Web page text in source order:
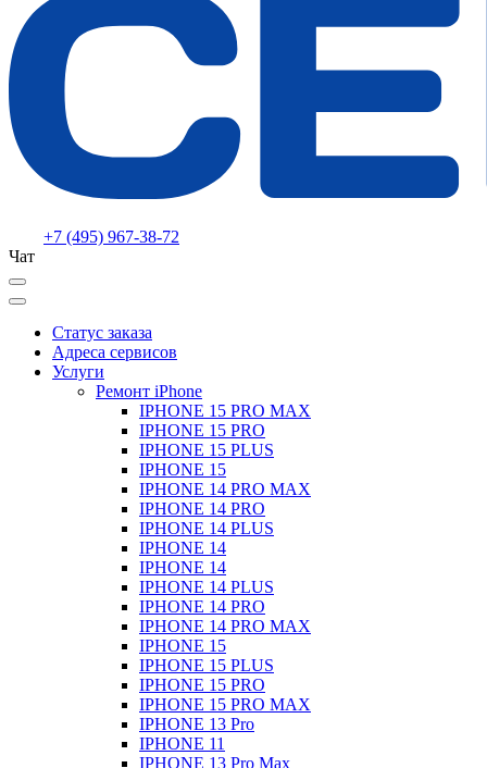
+7 (495) 967-38-72
Чат
Статус заказа
Адреса сервисов
Услуги
Ремонт iPhone
IPHONE 15 PRO MAX
IPHONE 15 PRO
IPHONE 15 PLUS
IPHONE 15
IPHONE 14 PRO MAX
IPHONE 14 PRO
IPHONE 14 PLUS
IPHONE 14
IPHONE 14
IPHONE 14 PLUS
IPHONE 14 PRO
IPHONE 14 PRO MAX
IPHONE 15
IPHONE 15 PLUS
IPHONE 15 PRO
IPHONE 15 PRO MAX
IPHONE 13 Pro
IPHONE 11
IPHONE 13 Pro Max